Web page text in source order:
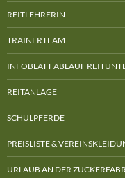
REITLEHRERIN
TRAINERTEAM
INFOBLATT ABLAUF
REITANLAGE
SCHULPFERDE
PREISLISTE &
URLAUB AN DER